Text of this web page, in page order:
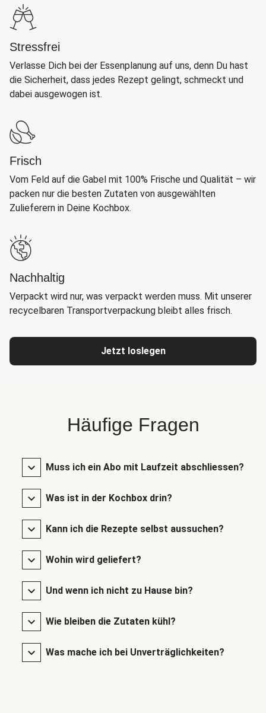
Stressfrei
Verlasse Dich bei der Essenplanung auf uns, denn Du hast
die Sicherheit, dass jedes Rezept gelingt, schmeckt und
dabei ausgewogen ist.
Frisch
Vom Feld auf die Gabel mit 100% Frische und Qualität – wir
packen nur die besten Zutaten von ausgewählten
Zulieferern in Deine Kochbox.
Nachhaltig
Verpackt wird nur, was verpackt werden muss. Mit unserer
recycelbaren Transportverpackung bleibt alles frisch.
Jetzt loslegen
Häufige Fragen
Muss ich ein Abo mit Laufzeit abschliessen?
Was ist in der Kochbox drin?
Kann ich die Rezepte selbst aussuchen?
Wohin wird geliefert?
Und wenn ich nicht zu Hause bin?
Wie bleiben die Zutaten kühl?
Was mache ich bei Unverträglichkeiten?